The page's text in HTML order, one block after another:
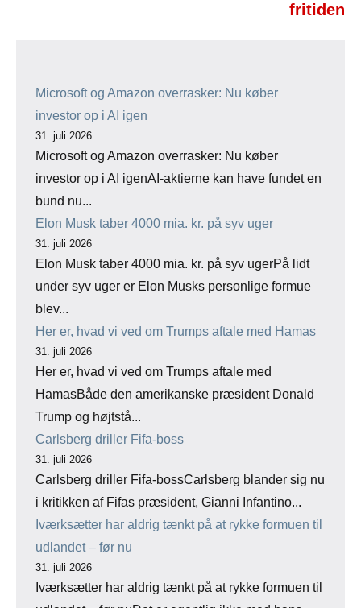
fritiden
Microsoft og Amazon overrasker: Nu køber
investor op i AI igen
31. juli 2026
Microsoft og Amazon overrasker: Nu køber
investor op i AI igenAI-aktierne kan have fundet en
bund nu...
Elon Musk taber 4000 mia. kr. på syv uger
31. juli 2026
Elon Musk taber 4000 mia. kr. på syv ugerPå lidt
under syv uger er Elon Musks personlige formue
blev...
Her er, hvad vi ved om Trumps aftale med Hamas
31. juli 2026
Her er, hvad vi ved om Trumps aftale med
HamasBåde den amerikanske præsident Donald
Trump og højtstå...
Carlsberg driller Fifa-boss
31. juli 2026
Carlsberg driller Fifa-bossCarlsberg blander sig nu
i kritikken af Fifas præsident, Gianni Infantino...
Iværksætter har aldrig tænkt på at rykke formuen til
udlandet – før nu
31. juli 2026
Iværksætter har aldrig tænkt på at rykke formuen til